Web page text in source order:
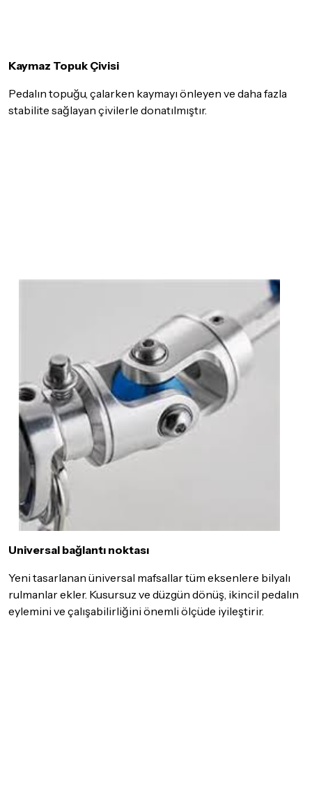
Kaymaz Topuk Çivisi
Pedalın topuğu, çalarken kaymayı önleyen ve daha fazla
stabilite sağlayan çivilerle donatılmıştır.
Universal bağlantı noktası
Yeni tasarlanan üniversal mafsallar tüm eksenlere bilyalı
rulmanlar ekler. Kusursuz ve düzgün dönüş, ikincil pedalın
eylemini ve çalışabilirliğini önemli ölçüde iyileştirir.